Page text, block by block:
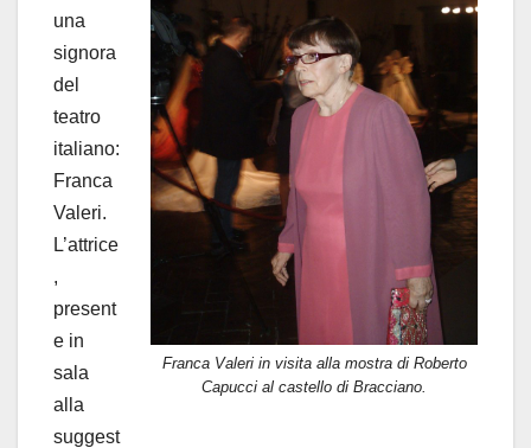
Franca Valeri in visita alla mostra di Roberto
Capucci al castello di Bracciano.
una
signora
del
teatro
italiano:
Franca
Valeri.
L’attrice
,
present
e in
sala
alla
suggest